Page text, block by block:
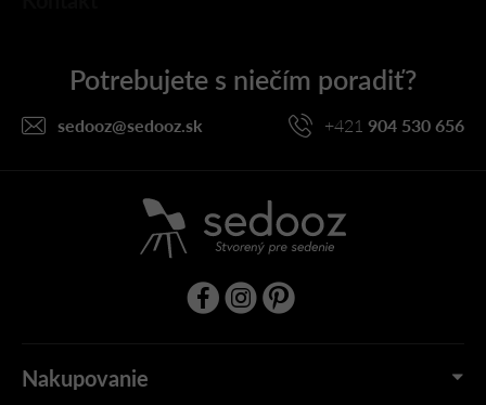
sedooz@sedooz.sk +421 904 530 656
Nakupovanie